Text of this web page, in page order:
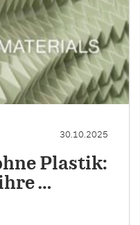
30.10.2025
Plastik:
…